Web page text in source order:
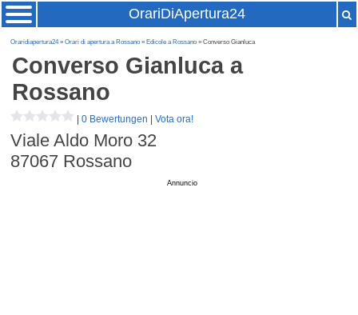
OrariDiApertura24
Oraridiapertura24»Orari di apertura a Rossano » Edicole a Rossano » Converso Gianluca
Converso Gianlucaa
Rossano
|0 Bewertungen |Vota ora!
Viale Aldo Moro 32
87067 Rossano
Annuncio